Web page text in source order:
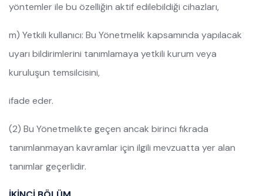
yöntemler ile bu özelliğin aktif edilebildiği cihazları,
m) Yetkili kullanıcı: Bu Yönetmelik kapsamında yapılacak
uyarı bildirimlerini tanımlamaya yetkili kurum veya
kuruluşun temsilcisini,
ifade eder.
(2) Bu Yönetmelikte geçen ancak birinci fıkrada
tanımlanmayan kavramlar için ilgili mevzuatta yer alan
tanımlar geçerlidir.